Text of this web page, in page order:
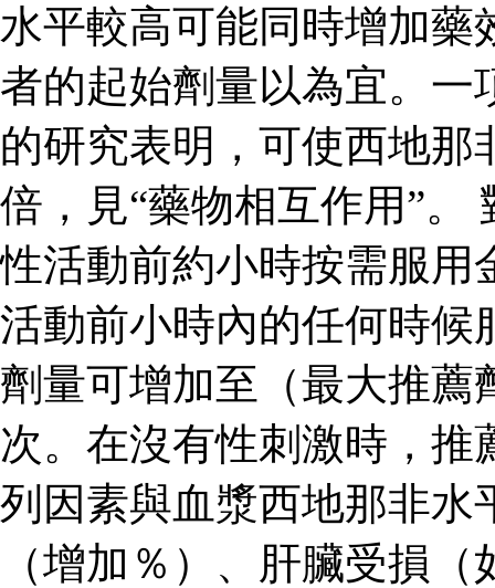
水平較高可能同時增加藥
者的起始劑量以為宜。一
的研究表明，可使西地
倍，見“藥物相互作用”。
性活動前約小時按需服用
活動前小時內的任何時候
劑量可增加至（最大推薦
次。在沒有性刺激時，
列因素與血漿西地那非水
（增加％）、肝臟受損